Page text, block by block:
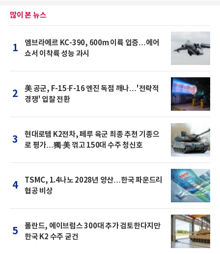
많이 본 뉴스
1
엠브라에르 KC-390, 600m 이륙 입증…에어
쇼서 이착륙 성능 과시
2
美 공군, F-15·F-16 엔진 독점 깨나…'전략적
경쟁' 입찰 전환
3
현대로템 K2전차, 페루 육군 최종 추천 기종으
로 평가…獨·美 꺾고 150대 수주 청신호
4
TSMC, 1.4나노 2028년 양산…한국 파운드리
협공 비상
5
폴란드, 에이브럼스 300대 추가 검토한다지만
한국 K2 수주 굳건